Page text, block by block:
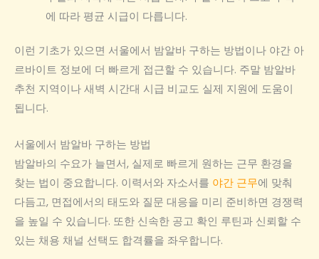
에 따라 평균 시급이 다릅니다.
이런 기초가 있으면 서울에서 밤알바 구하는 방법이나 야간 아
르바이트 정보에 더 빠르게 접근할 수 있습니다. 주말 밤알바
추천 지역이나 새벽 시간대 시급 비교도 실제 지원에 도움이
됩니다.
서울에서 밤알바 구하는 방법
밤알바의 수요가 늘면서, 실제로 빠르게 원하는 근무 환경을
찾는 법이 중요합니다. 이력서와 자소서를 야간 근무에 맞춰
다듬고, 면접에서의 태도와 질문 대응을 미리 준비하면 경쟁력
을 높일 수 있습니다. 또한 신속한 공고 확인 루틴과 신뢰할 수
있는 채용 채널 선택도 합격률을 좌우합니다.